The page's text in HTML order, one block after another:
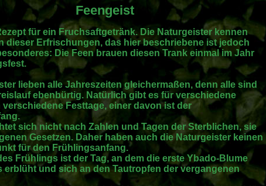
Feengeist
für ein Fruchsaftgetränk. Die Naturgeister kennen
dieser Erfrischungen, das hier beschriebene ist jedoch
Die Feen brauen diesen Trank einmal im Jahr
lieben alle Jahreszeiten gleichermaßen, denn alle sind
ebenbürtig. Natürlich gibt es für verschiedene
verschiedene Festtage, einer davon ist der
sich nicht nach Zahlen und Tagen der Sterblichen, sie
Gesetzen. Daher haben auch die Naturgeister keinen
für den Frühlingsanfang.
Frühlings ist der Tag, an dem die erste Ybado-Blume
erblüht und sich an den Tautropfen der vergangenen